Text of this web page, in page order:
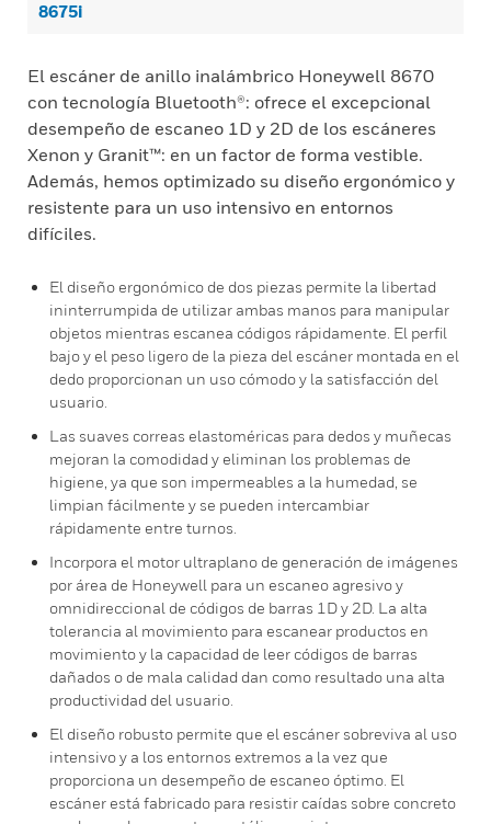
8675i
El escáner de anillo inalámbrico Honeywell 8670
con tecnología Bluetooth®: ofrece el excepcional
desempeño de escaneo 1D y 2D de los escáneres
Xenon y Granit™: en un factor de forma vestible.
Además, hemos optimizado su diseño ergonómico y
resistente para un uso intensivo en entornos
difíciles.
El diseño ergonómico de dos piezas permite la libertad
ininterrumpida de utilizar ambas manos para manipular
objetos mientras escanea códigos rápidamente. El perfil
bajo y el peso ligero de la pieza del escáner montada en el
dedo proporcionan un uso cómodo y la satisfacción del
usuario.
Las suaves correas elastoméricas para dedos y muñecas
mejoran la comodidad y eliminan los problemas de
higiene, ya que son impermeables a la humedad, se
limpian fácilmente y se pueden intercambiar
rápidamente entre turnos.
Incorpora el motor ultraplano de generación de imágenes
por área de Honeywell para un escaneo agresivo y
omnidireccional de códigos de barras 1D y 2D. La alta
tolerancia al movimiento para escanear productos en
movimiento y la capacidad de leer códigos de barras
dañados o de mala calidad dan como resultado una alta
productividad del usuario.
El diseño robusto permite que el escáner sobreviva al uso
intensivo y a los entornos extremos a la vez que
proporciona un desempeño de escaneo óptimo. El
escáner está fabricado para resistir caídas sobre concreto